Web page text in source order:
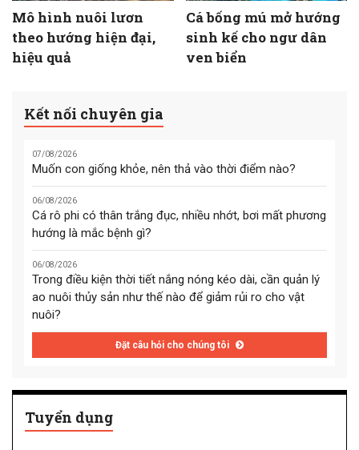
Mô hình nuôi lươn
theo hướng hiện đại,
hiệu quả
Cá bống mú mở hướng
sinh kế cho ngư dân
ven biển
Kết nối chuyên gia
07/08/2026
Muốn con giống khỏe, nên thả vào thời điểm nào?
06/08/2026
Cá rô phi có thân trắng đục, nhiều nhớt, bơi mất phương
hướng là mắc bệnh gì?
06/08/2026
Trong điều kiện thời tiết nắng nóng kéo dài, cần quản lý
ao nuôi thủy sản như thế nào để giảm rủi ro cho vật
nuôi?
Đặt câu hỏi cho chúng tôi
Tuyển dụng